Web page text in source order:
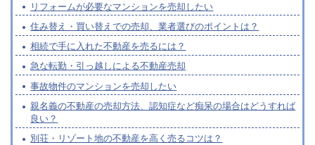
リフォームが必要なマンションを売却したい
住み替え・買い替えでの売却、業者選びのポイントは？
相続で手に入れた不動産を売るには？
急な転勤・引っ越しによる不動産売却
事故物件のマンションを売却したい
親名義の不動産の売却方法、認知症など痴呆の場合はどうすれば
良い？
別荘・リゾート地の不動産を高く売るコツは？